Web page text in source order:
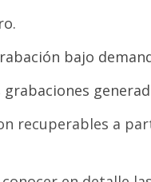
bajo
recuperables a